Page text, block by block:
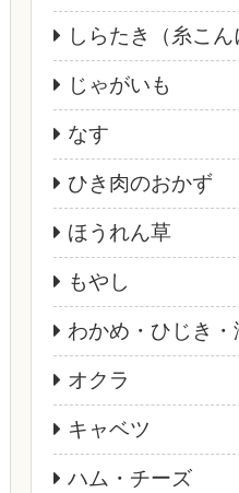
しらたき（糸こん
じゃがいも
なす
ひき肉のおかず
ほうれん草
もやし
わかめ・ひじき
オクラ
キャベツ
ハム・チーズ